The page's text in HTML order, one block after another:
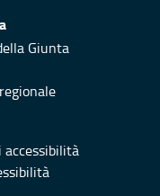
Giunta
accessibilità